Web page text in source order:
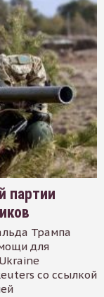
партии
Трампа
для
со ссылкой